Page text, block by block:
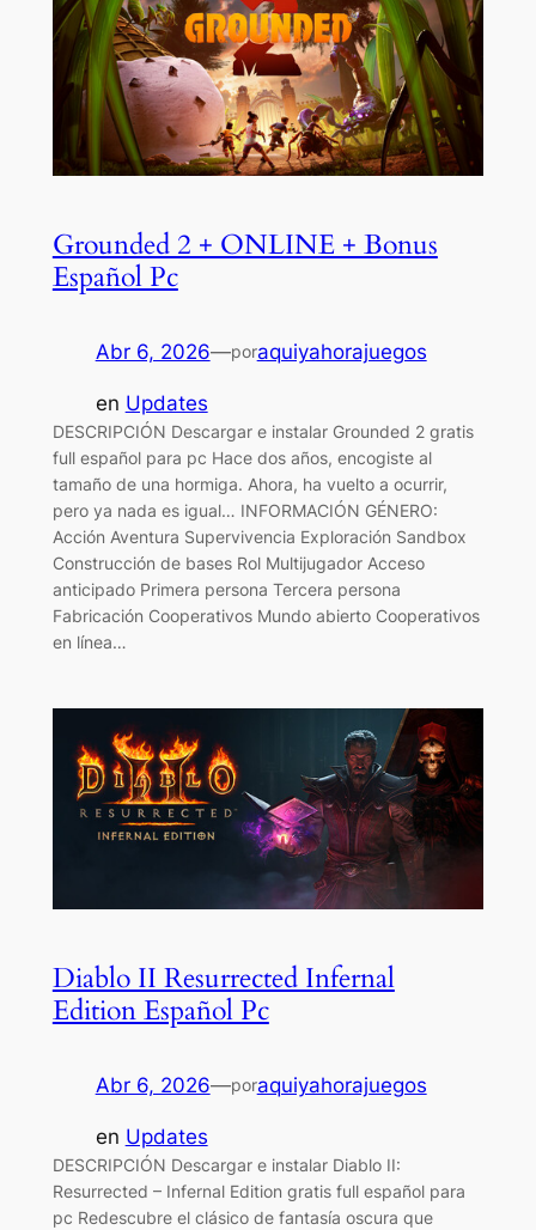
Grounded 2 + ONLINE + Bonus
Español Pc
Abr 6, 2026—poraquiyahorajuegos
en Updates
DESCRIPCIÓN Descargar e instalar Grounded 2 gratis
full español para pc Hace dos años, encogiste al
tamaño de una hormiga. Ahora, ha vuelto a ocurrir,
pero ya nada es igual… INFORMACIÓN GÉNERO:
Acción Aventura Supervivencia Exploración Sandbox
Construcción de bases Rol Multijugador Acceso
anticipado Primera persona Tercera persona
Fabricación Cooperativos Mundo abierto Cooperativos
en línea…
Diablo II Resurrected Infernal
Edition Español Pc
Abr 6, 2026—poraquiyahorajuegos
en Updates
DESCRIPCIÓN Descargar e instalar Diablo II:
Resurrected – Infernal Edition gratis full español para
pc Redescubre el clásico de fantasía oscura que